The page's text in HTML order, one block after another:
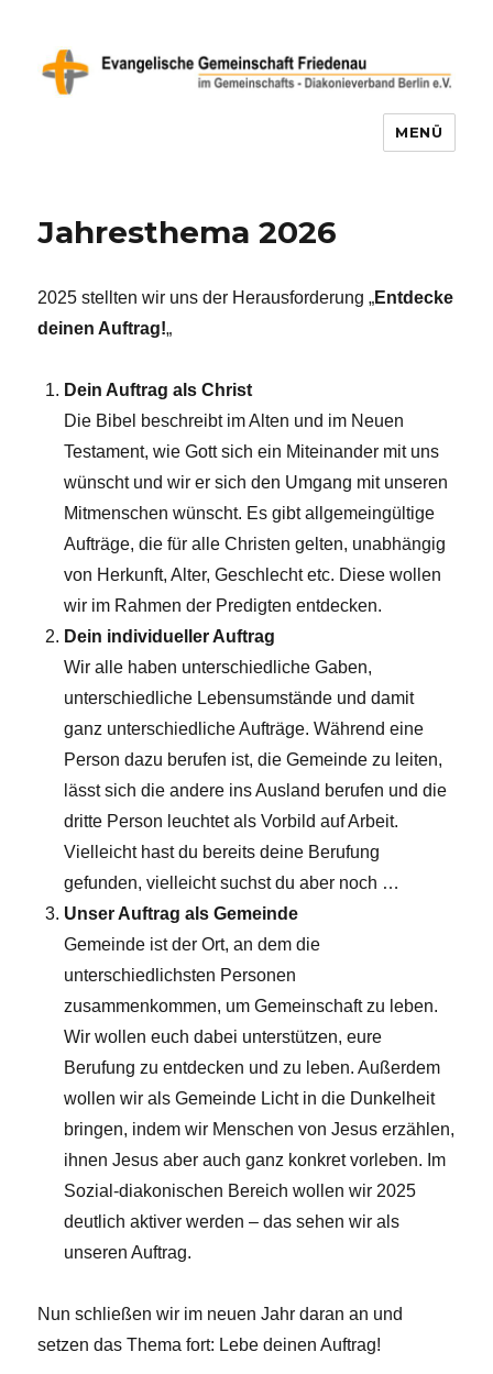
Evangelische Gemeinschaft
MENÜ
Jahresthema 2026
2025 stellten wir uns der Herausforderung „Entdecke
deinen Auftrag!„
Dein Auftrag als Christ
Die Bibel beschreibt im Alten und im Neuen
Testament, wie Gott sich ein Miteinander mit uns
wünscht und wir er sich den Umgang mit unseren
Mitmenschen wünscht. Es gibt allgemeingültige
Aufträge, die für alle Christen gelten, unabhängig
von Herkunft, Alter, Geschlecht etc. Diese wollen
wir im Rahmen der Predigten entdecken.
Dein individueller Auftrag
Wir alle haben unterschiedliche Gaben,
unterschiedliche Lebensumstände und damit
ganz unterschiedliche Aufträge. Während eine
Person dazu berufen ist, die Gemeinde zu leiten,
lässt sich die andere ins Ausland berufen und die
dritte Person leuchtet als Vorbild auf Arbeit.
Vielleicht hast du bereits deine Berufung
gefunden, vielleicht suchst du aber noch …
Unser Auftrag als Gemeinde
Gemeinde ist der Ort, an dem die
unterschiedlichsten Personen
zusammenkommen, um Gemeinschaft zu leben.
Wir wollen euch dabei unterstützen, eure
Berufung zu entdecken und zu leben. Außerdem
wollen wir als Gemeinde Licht in die Dunkelheit
bringen, indem wir Menschen von Jesus erzählen,
ihnen Jesus aber auch ganz konkret vorleben. Im
Sozial-diakonischen Bereich wollen wir 2025
deutlich aktiver werden – das sehen wir als
unseren Auftrag.
Nun schließen wir im neuen Jahr daran an und
setzen das Thema fort: Lebe deinen Auftrag!